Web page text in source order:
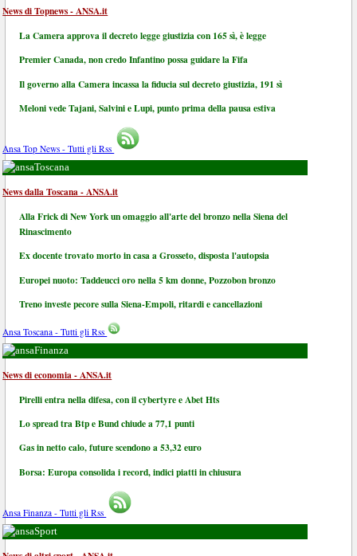
News di Topnews - ANSA.it
La Camera approva il decreto legge giustizia con 165 sì, è legge
Premier Canada, non credo Infantino possa guidare la Fifa
Il governo alla Camera incassa la fiducia sul decreto giustizia, 191 sì
Meloni vede Tajani, Salvini e Lupi, punto prima della pausa estiva
Ansa Top News - Tutti gli Rss
Toscana
News dalla Toscana - ANSA.it
Alla Frick di New York un omaggio all'arte del bronzo nella Siena del
Rinascimento
Ex docente trovato morto in casa a Grosseto, disposta l'autopsia
Europei nuoto: Taddeucci oro nella 5 km donne, Pozzobon bronzo
Treno investe pecore sulla Siena-Empoli, ritardi e cancellazioni
Ansa Toscana - Tutti gli Rss
Finanza
News di economia - ANSA.it
Pirelli entra nella difesa, con il cybertyre e Abet Hts
Lo spread tra Btp e Bund chiude a 77,1 punti
Gas in netto calo, future scendono a 53,32 euro
Borsa: Europa consolida i record, indici piatti in chiusura
Ansa Finanza - Tutti gli Rss
Sport